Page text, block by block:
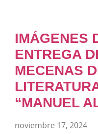
IMÁGENES
ENTREGA
MECENAS
“MANUEL
noviembre 17, 2024